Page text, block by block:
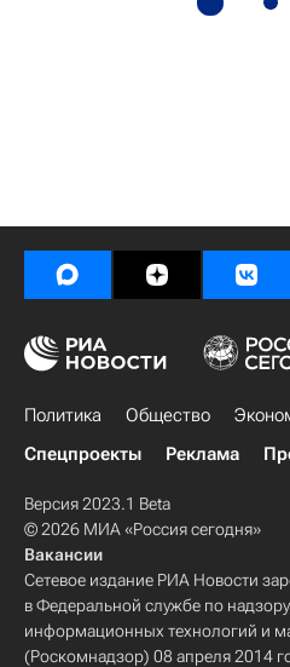
Политика Общество
Спецпроекты
Реклама
Версия 2023.1 Beta
© 2026 МИА «Россия сегодня»
Вакансии
Сетевое издание РИА Новости
в Федеральной службе по
информационных технологий и
(Роскомнадзор) 08 апреля 2014